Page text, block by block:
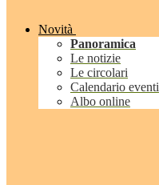
Novità
Panoramica
Le notizie
Le circolari
Calendario eventi
Albo online